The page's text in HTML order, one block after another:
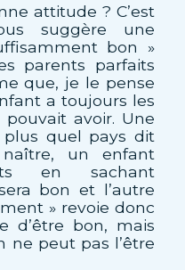
attitude ? C’est
suggère une
bon »
parents parfaits
que, je le pense
a toujours les
avoir. Une
quel pays dit
un enfant
en sachant
bon et l’autre
» revoie donc
d’être bon, mais
ne peut pas l’être